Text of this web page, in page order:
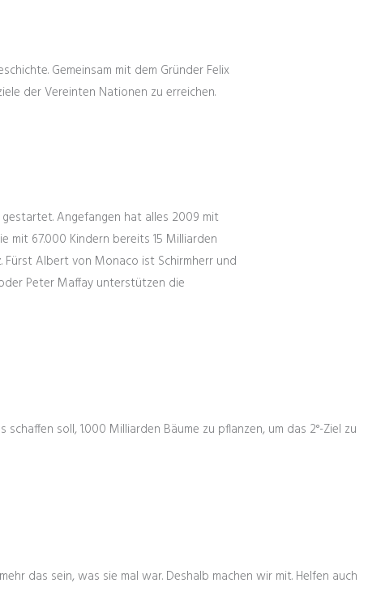
Gemeinsam mit dem Gründer Felix
der Vereinten Nationen zu erreichen.
Angefangen hat alles 2009 mit
mit 67.000 Kindern bereits 15 Milliarden
Fürst Albert von Monaco ist Schirmherr und
Peter Maffay unterstützen die
soll, 1.000 Milliarden Bäume zu pflanzen, um das 2°-Ziel zu
das sein, was sie mal war. Deshalb machen wir mit. Helfen auch